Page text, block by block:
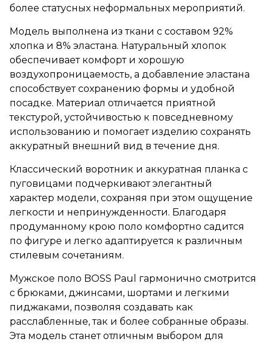
более статусных неформальных мероприятий.
Модель выполнена из ткани с составом 92%
хлопка и 8% эластана. Натуральный хлопок
обеспечивает комфорт и хорошую
воздухопроницаемость, а добавление эластана
способствует сохранению формы и удобной
посадке. Материал отличается приятной
текстурой, устойчивостью к повседневному
использованию и помогает изделию сохранять
аккуратный внешний вид в течение дня.
Классический воротник и аккуратная планка с
пуговицами подчеркивают элегантный
характер модели, сохраняя при этом ощущение
легкости и непринужденности. Благодаря
продуманному крою поло комфортно садится
по фигуре и легко адаптируется к различным
стилевым сочетаниям.
Мужское поло BOSS Paul гармонично смотрится
с брюками, джинсами, шортами и легкими
пиджаками, позволяя создавать как
расслабленные, так и более собранные образы.
Эта модель станет отличным выбором для